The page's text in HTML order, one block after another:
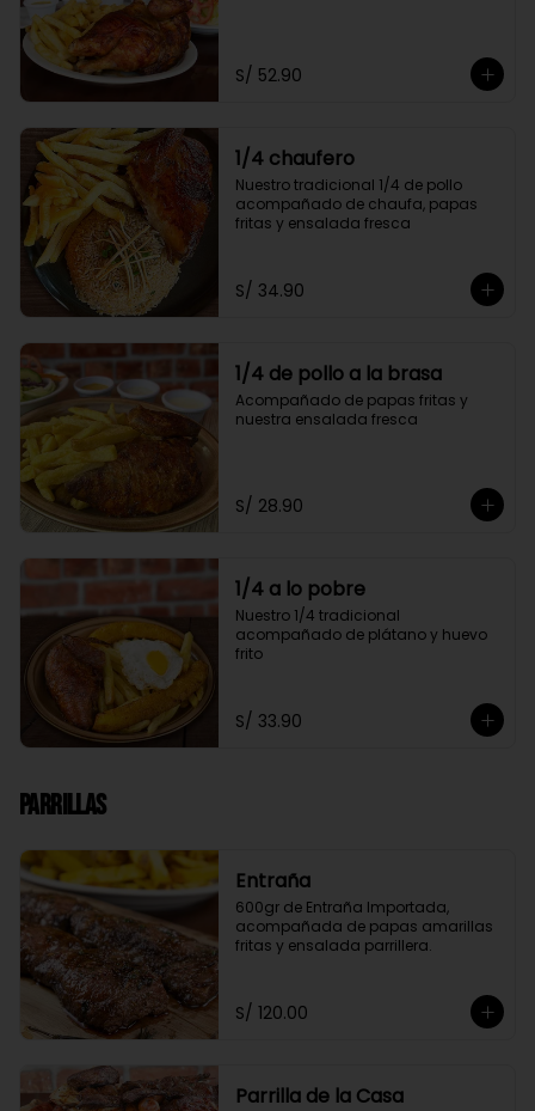
S/ 52.90
1/4 chaufero
Nuestro tradicional 1/4 de pollo
acompañado de chaufa, papas
fritas y ensalada fresca
S/ 34.90
1/4 de pollo a la brasa
Acompañado de papas fritas y
nuestra ensalada fresca
S/ 28.90
1/4 a lo pobre
Nuestro 1/4 tradicional
acompañado de plátano y huevo
frito
S/ 33.90
Parrillas
Entraña
600gr de Entraña Importada,
acompañada de papas amarillas
fritas y ensalada parrillera.
S/ 120.00
Parrilla de la Casa